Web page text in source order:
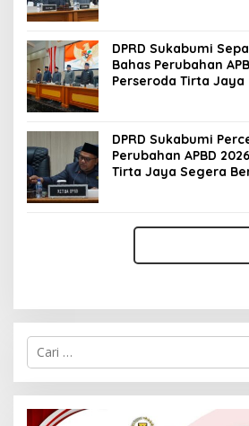
DPRD Sukabumi
Bahas Perubahan
Perseroda Tirta Jaya
DPRD Sukabumi
Perubahan APBD
Tirta Jaya Segera
C
i
u